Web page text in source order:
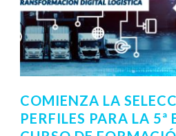
COMIENZA LA
PERFILES PARA LA 5ª